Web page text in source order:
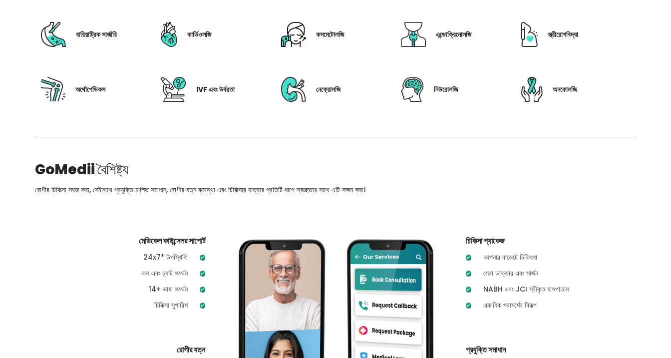
বারিয়াট্রিক সার্জারি কার্ডিওলজি কসমেটোলজি এন্ডোক্রিনোলজি স্ত্রীরোগবিদ্যা
অর্থোপেডিকস IVF এবং উর্বরতা নেফ্রোলজি নিউরোলজি অনকোলজি
GoMediiবৈশিষ্ট্য
রোগীর চিকিত্সা সহজ করা, সেইসাথে প্রযুক্তি চালিত সমাধান, রোগীর যত্ন ব্যবস্থা এবং চিকিত্সার যাত্রার প্রতিটি ধাপে স্বচ্ছতার সাথে এটি সক্ষম করা।
মেডিকেল কাউন্সেলর সাপোর্ট
24x7* উপস্থিতি
কল এবং চ্যাট সমর্থন
14+ ভাষা সমর্থন
চিকিত্সা সুপারিশ
রোগীর যত্ন
চিকিত্সা প্যাকেজ
আপনার বাজেটে চিকিৎসা
সেরা ডাক্তার এবং সার্জন
NABH এবং JCI স্বীকৃত হাসপাতাল
একাধিক পরামর্শের বিকল্প
প্রযুক্তি সমাধান